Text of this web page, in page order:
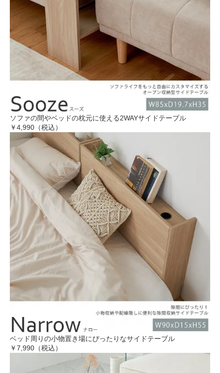
ソファの間やベッドの枕元に使える2WAYサイドテーブル
￥4,990（税込）
ベッド周りの小物置き場にぴったりなサイドテーブル
￥7,990（税込）